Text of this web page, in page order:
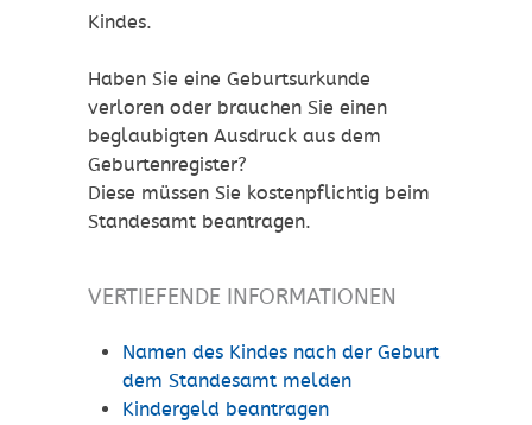
Kindes.
Haben Sie eine Geburtsurkunde
verloren oder brauchen Sie einen
beglaubigten Ausdruck aus dem
Geburtenregister?
Diese müssen Sie kostenpflichtig beim
Standesamt beantragen.
VERTIEFENDE INFORMATIONEN
Namen des Kindes nach der Geburt
dem Standesamt melden
Kindergeld beantragen